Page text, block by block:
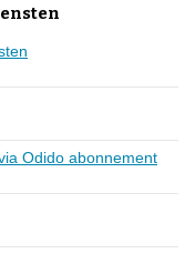
Odido abonnement